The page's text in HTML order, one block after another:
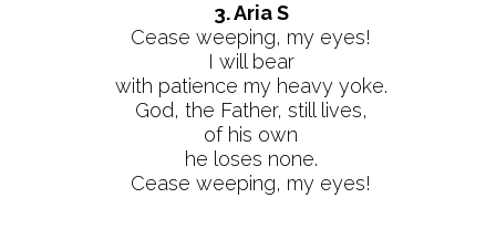
3. Aria S
Cease weeping, my eyes!
I will bear
with patience my heavy yoke.
God, the Father, still lives,
of his own
he loses none.
Cease weeping, my eyes!